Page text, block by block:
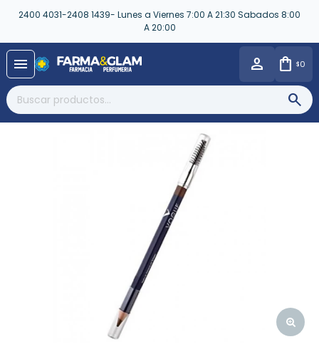
2400 4031-2408 1439- Lunes a Viernes 7:00 A 21:30 Sabados 8:00
A 20:00
menu $0